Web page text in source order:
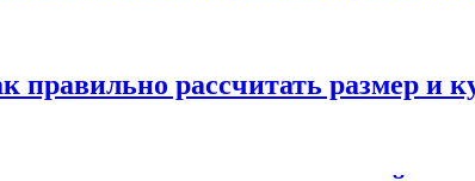
правильно рассчитать размер и